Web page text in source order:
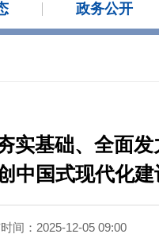
政务公开
实基础、全面
中国式现代化
间：2025-12-05 09:00